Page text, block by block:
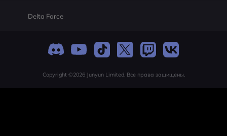
Delta Force
Copyright ©2026 Junyun Limited. Все права защищены.